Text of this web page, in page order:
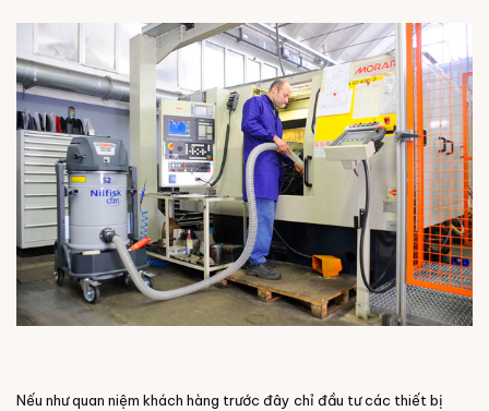
Nếu như quan niệm khách hàng trước đây chỉ đầu tư các thiết bị